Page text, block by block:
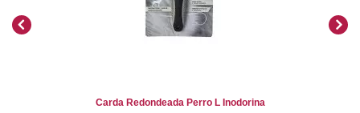
Carda Redondeada Perro L Inodorina